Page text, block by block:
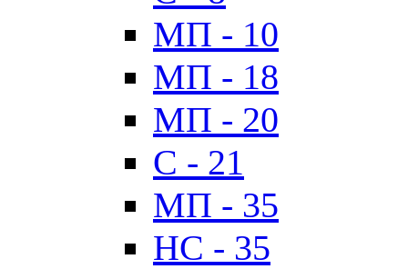
МП - 10
МП - 18
МП - 20
C - 21
МП - 35
HC - 35